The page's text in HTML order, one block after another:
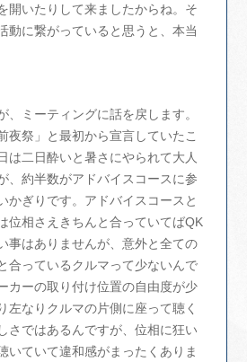
開いたりして来ましたからね。そ
動に繋がっていると思うと、本当
、ミーティングに話を戻します。
夜祭」と最初から宣言していたこ
は二日酔いと暑さにやられて大人
、約半数がアドバイスコースに参
かぎりです。アドバイスコースと
位相さえきちんと合っていてばQK
事はありませんが、意外と全ての
合っているクルマって少ないんで
カーの取り付け位置の自由度が少
左なりクルマの片側に座って聴く
さではあるんですが、位相に狂い
いていて違和感がまったくありま